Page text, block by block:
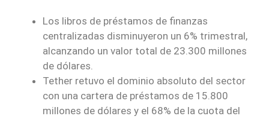
Los libros de préstamos de finanzas
centralizadas disminuyeron un 6% trimestral,
alcanzando un valor total de 23.300 millones
de dólares.
Tether retuvo el dominio absoluto del sector
con una cartera de préstamos de 15.800
millones de dólares y el 68% de la cuota del